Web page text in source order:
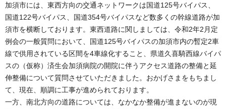
加須市には、東西方向の交通ネットワークは国道125号バイパス、
国道122号バイパス、国道354号バイパスなど数多くの幹線道路が加
須市を横断しております。東西道路に関しましては、令和2年2月定
例会の一般質問において、国道125号バイパスの加須市内の暫定2車
線で供用されている区間を4車線化すること、県道久喜騎西線バイパ
スの（仮称）済生会加須病院の開院に伴うアクセス道路の整備と延
伸整備について質問させていただきました。おかげさまをもちまし
て、現在、順調に工事が進められております。
一方、南北方向の道路については、なかなか整備が進まないのが現